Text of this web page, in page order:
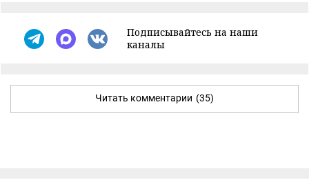
Подписывайтесь на наши
каналы
Читать комментарии (35)